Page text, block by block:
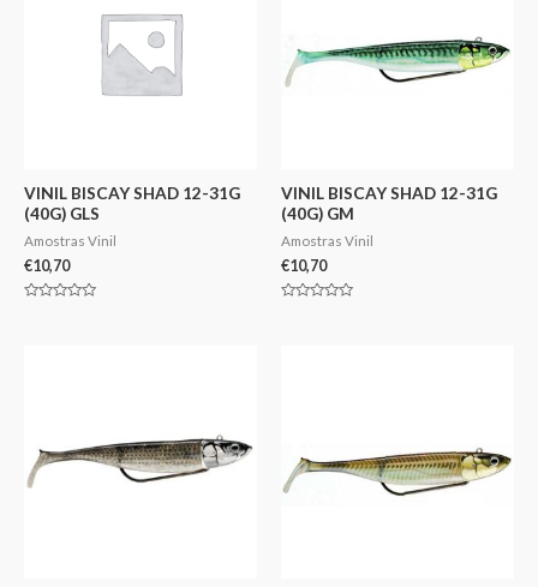
VINIL BISCAY SHAD 12-31G
(40G) GLS
Amostras Vinil
€10,70
VINIL BISCAY SHAD 12-31G
(40G) GM
Amostras Vinil
€10,70